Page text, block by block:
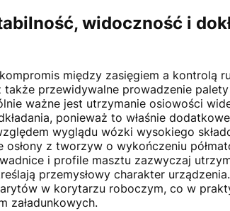
widoczność i
między zasięgiem a kontrolą
przewidywalne prowadzenie
ważne jest utrzymanie osiowości
ponieważ to właśnie
wyglądu wózki wysokiego
z tworzyw o wykończeniu
i profile masztu zazwyczaj
przemysłowy charakter
w korytarzu roboczym, co w
załadunkowych.